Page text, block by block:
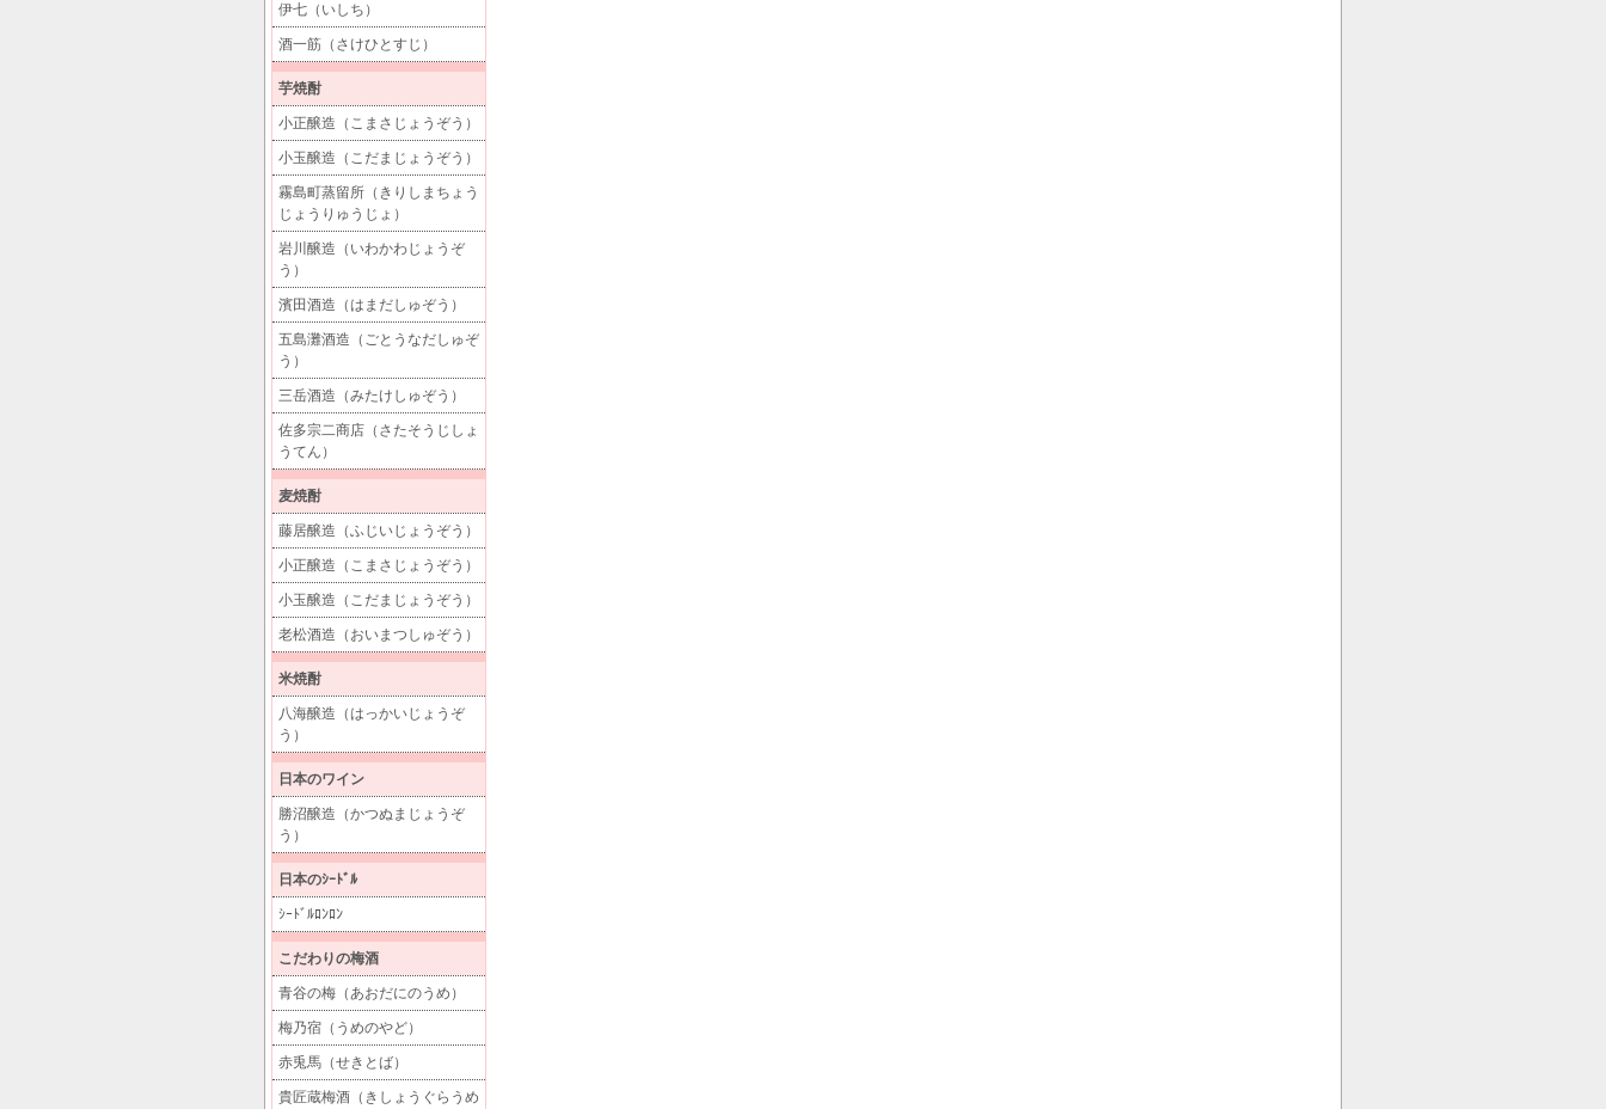
伊七（いしち）
酒一筋（さけひとすじ）
芋焼酎
小正醸造（こまさじょうぞう）
小玉醸造（こだまじょうぞう）
霧島町蒸留所（きりしまちょう
じょうりゅうじょ）
岩川醸造（いわかわじょうぞ
う）
濱田酒造（はまだしゅぞう）
五島灘酒造（ごとうなだしゅぞ
う）
三岳酒造（みたけしゅぞう）
佐多宗二商店（さたそうじしょ
うてん）
麦焼酎
藤居醸造（ふじいじょうぞう）
小正醸造（こまさじょうぞう）
小玉醸造（こだまじょうぞう）
老松酒造（おいまつしゅぞう）
米焼酎
八海醸造（はっかいじょうぞ
う）
日本のワイン
勝沼醸造（かつぬまじょうぞ
う）
日本のｼｰﾄﾞﾙ
ｼｰﾄﾞﾙﾛﾝﾛﾝ
こだわりの梅酒
青谷の梅（あおだにのうめ）
梅乃宿（うめのやど）
赤兎馬（せきとば）
貴匠蔵梅酒（きしょうぐらうめ